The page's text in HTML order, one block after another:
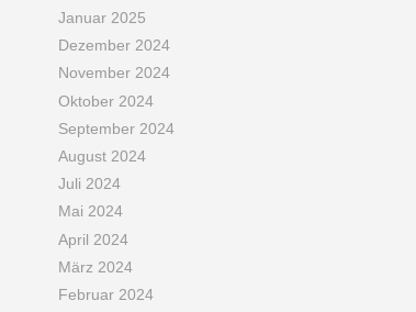
Januar 2025
Dezember 2024
November 2024
Oktober 2024
September 2024
August 2024
Juli 2024
Mai 2024
April 2024
März 2024
Februar 2024